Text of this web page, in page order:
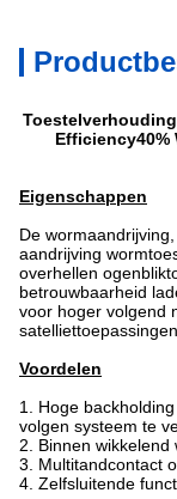
Efficiency40%
Eigenschappen
De
aandrijving
overhellen
betrouwbaarheid
voor hoger volgend
satelliettoepassingen.
Voordelen
1. Hoge
volgen systeem te
2. Binnen wikkelend
3. Multitandcontact
4. Zelfsluitende